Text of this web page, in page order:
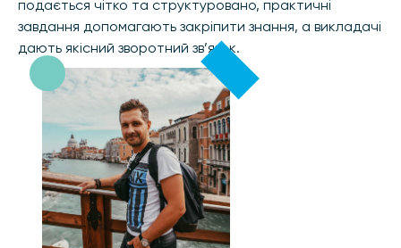
подається чітко та структуровано, практичні
завдання допомагають закріпити знання, а викладачі
дають якісний зворотний зв’язок.